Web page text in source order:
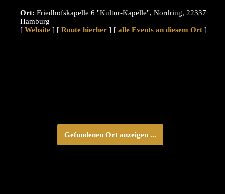
Ort: Friedhofskapelle 6 "Kultur-Kapelle", Nordring, 22337
Hamburg
[ Website ] [ Route hierher ] [ alle Events an diesem Ort ]